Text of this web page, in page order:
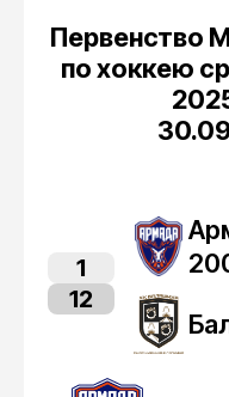
Первенство
по хоккею
1
12